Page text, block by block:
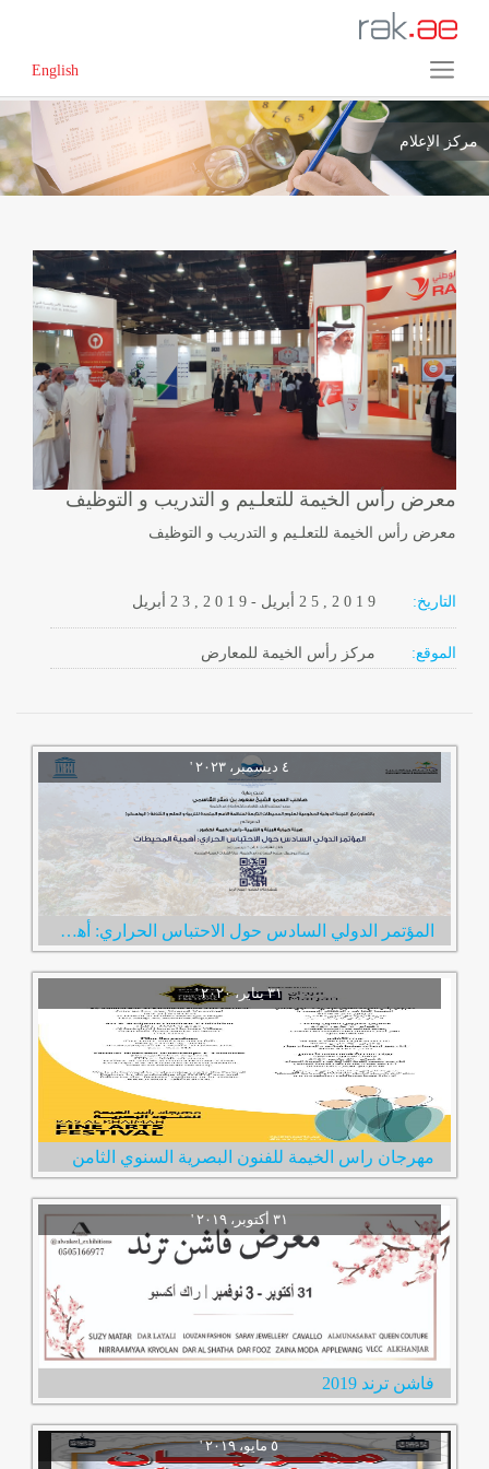
English
مركز الإعلام
معرض رأس الخيمة للتعلـيم و التدريب و التوظيف
معرض رأس الخيمة للتعلـيم و التدريب و التوظيف
التاريخ: 2 3 , 2 0 1 9- أبريل 2 5 , 2 0 1 9
الموقع: مركز رأس الخيمة للمعارض
المؤتمر الدولي السادس حول الاحتباس الحراري: أهمية المحيطات
‏٣١ يناير، ٢٠٢٠‏ ‏'‏
مهرجان راس الخيمة للفنون البصرية السنوي الثامن
فاشن ترند 2019
‏٥ مايو، ٢٠١٩‏ ‏'‏